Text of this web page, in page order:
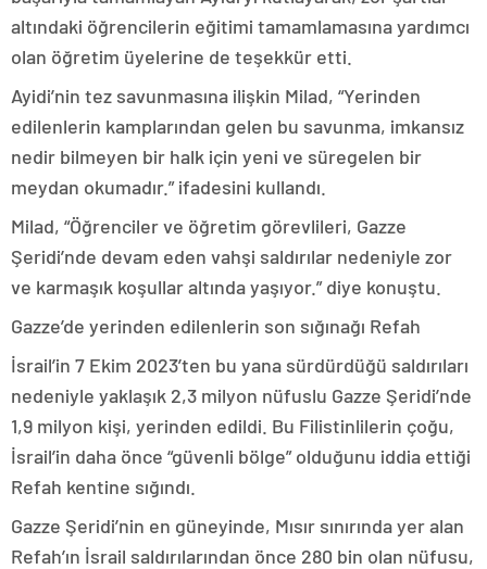
altındaki öğrencilerin eğitimi tamamlamasına yardımcı
olan öğretim üyelerine de teşekkür etti.
Ayidi’nin tez savunmasına ilişkin Milad, “Yerinden
edilenlerin kamplarından gelen bu savunma, imkansız
nedir bilmeyen bir halk için yeni ve süregelen bir
meydan okumadır.” ifadesini kullandı.
Milad, “Öğrenciler ve öğretim görevlileri, Gazze
Şeridi’nde devam eden vahşi saldırılar nedeniyle zor
ve karmaşık koşullar altında yaşıyor.” diye konuştu.
Gazze’de yerinden edilenlerin son sığınağı Refah
İsrail’in 7 Ekim 2023’ten bu yana sürdürdüğü saldırıları
nedeniyle yaklaşık 2,3 milyon nüfuslu Gazze Şeridi’nde
1,9 milyon kişi, yerinden edildi. Bu Filistinlilerin çoğu,
İsrail’in daha önce “güvenli bölge” olduğunu iddia ettiği
Refah kentine sığındı.
Gazze Şeridi’nin en güneyinde, Mısır sınırında yer alan
Refah’ın İsrail saldırılarından önce 280 bin olan nüfusu,